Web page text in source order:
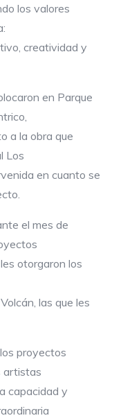
los valores
creatividad y
en Parque
a la obra que
Los
en cuanto se
el mes de
otorgaron los
las que les
proyectos
artistas
capacidad y